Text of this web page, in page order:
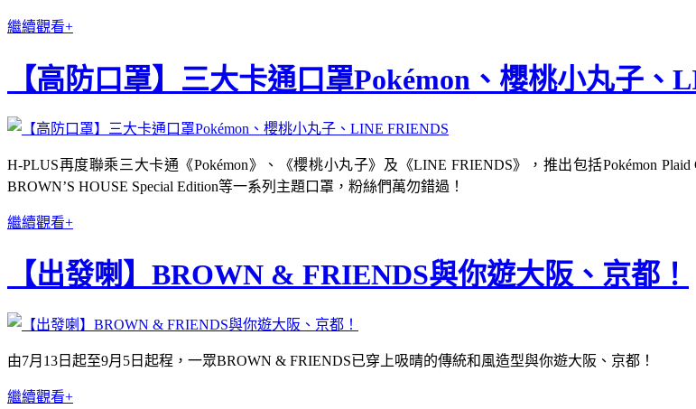
繼續觀看+
【高防口罩】三大卡通口罩Pokémon、櫻桃小丸子、
H-PLUS再度聯乘三大卡通《Pokémon》、《櫻桃小丸子》及《LINE FRIENDS》，推出包括Pokémon
BROWN’S HOUSE Special Edition等一系列主題口罩，粉絲們萬勿錯過！
繼續觀看+
【出發喇】BROWN & FRIENDS與你遊大阪、京都！
由7月13日起至9月5日起程，一眾BROWN & FRIENDS已穿上吸晴的傳統和風造型與你遊大阪、京都！
繼續觀看+